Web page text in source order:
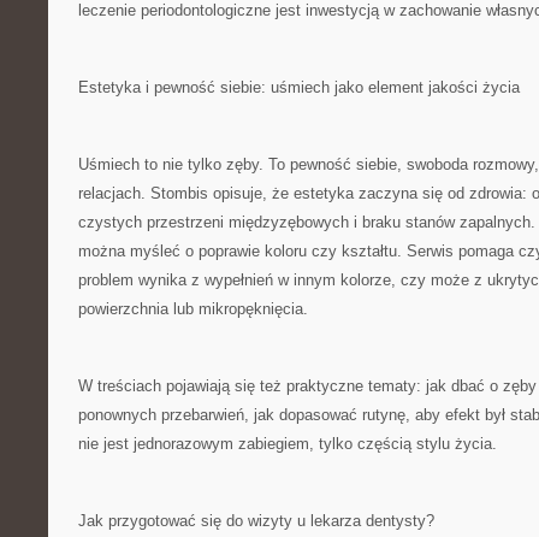
leczenie periodontologiczne jest inwestycją w zachowanie
Estetyka i pewność siebie: uśmiech jako element jakości życia
Uśmiech to nie tylko zęby. To pewność siebie, swoboda
relacjach. Stombis opisuje, że estetyka zaczyna się od zdrowia:
czystych przestrzeni międzyzębowych i braku stanów
można myśleć o poprawie koloru czy kształtu. Serwis pomaga
problem wynika z wypełnień w innym kolorze, czy może z
powierzchnia lub mikropęknięcia.
W treściach pojawiają się też praktyczne tematy: jak dbać o
ponownych przebarwień, jak dopasować rutynę, aby efekt był
nie jest jednorazowym zabiegiem, tylko częścią stylu życia.
Jak przygotować się do wizyty u lekarza dentysty?